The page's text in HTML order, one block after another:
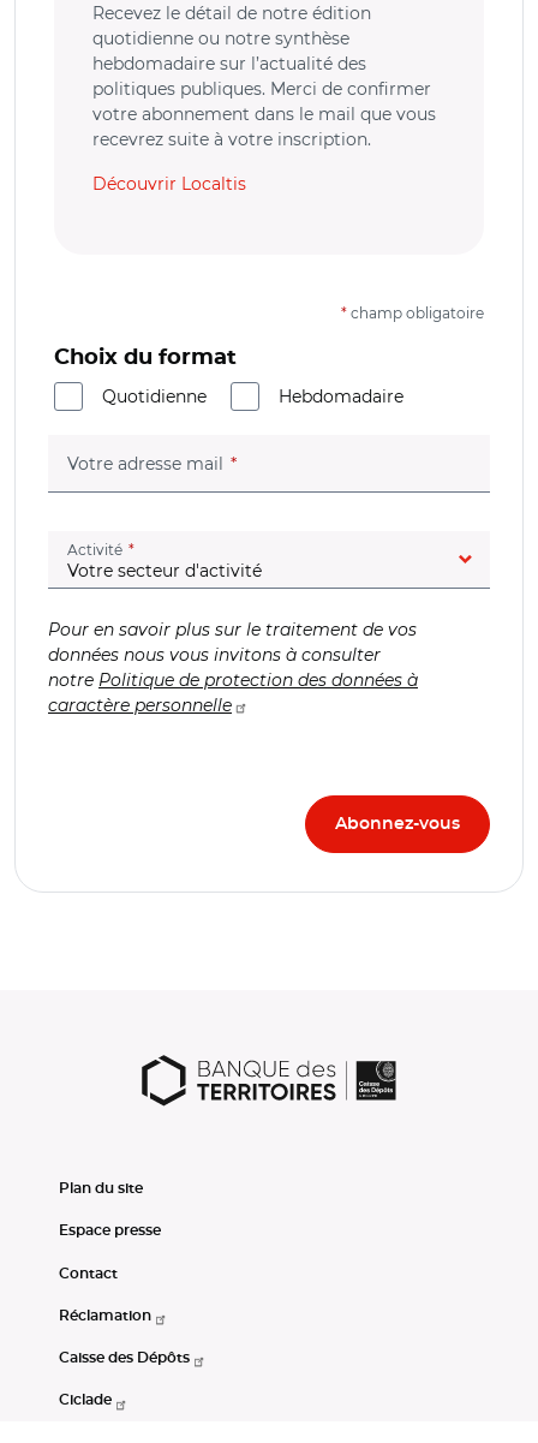
Recevez le détail de notre édition
quotidienne ou notre synthèse
hebdomadaire sur l’actualité des
politiques publiques. Merci de confirmer
votre abonnement dans le mail que vous
recevrez suite à votre inscription.
Découvrir Localtis
* champ obligatoire
Choix du format
Quotidienne
Hebdomadaire
Votre adresse mail (champ obligatoire)
Activité (champ obligatoire)
Pour en savoir plus sur le traitement de vos
données nous vous invitons à consulter
notre Politique de protection des données à
caractère personnelle
Plan du site
Espace presse
Contact
Réclamation
Caisse des Dépôts
Ciclade